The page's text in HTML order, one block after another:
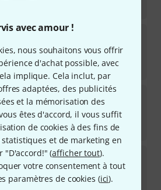
avec amour !
nous souhaitons vous offrir
d'achat possible, avec
implique. Cela inclut, par
adaptées, des publicités
et la mémorisation des
êtes d'accord, il vous suffit
de cookies à des fins de
et de marketing en
"D'accord!" (afficher tout).
votre consentement à tout
paramètres de cookies (ici).
RK MGX12
immédiatement
RMK 600-3
10
immédiatement
SCRRMSIG12MTK
19
sous 4–5 semaines